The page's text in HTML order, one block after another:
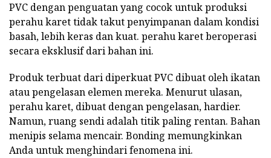
PVC dengan penguatan yang cocok untuk produksi
perahu karet tidak takut penyimpanan dalam kondisi
basah, lebih keras dan kuat. perahu karet beroperasi
secara eksklusif dari bahan ini.
Produk terbuat dari diperkuat PVC dibuat oleh ikatan
atau pengelasan elemen mereka. Menurut ulasan,
perahu karet, dibuat dengan pengelasan, hardier.
Namun, ruang sendi adalah titik paling rentan. Bahan
menipis selama mencair. Bonding memungkinkan
Anda untuk menghindari fenomena ini.